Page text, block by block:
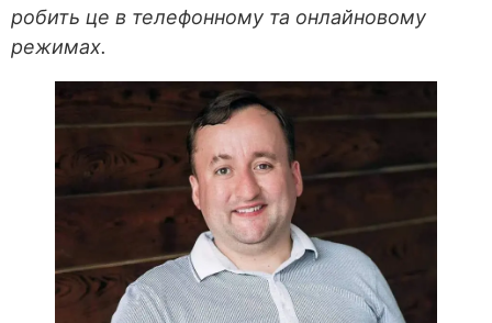
робить це в телефонному та онлайновому
режимах.